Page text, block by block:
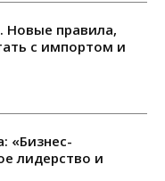
Новые правила,
с импортом и
«Бизнес-
лидерство и